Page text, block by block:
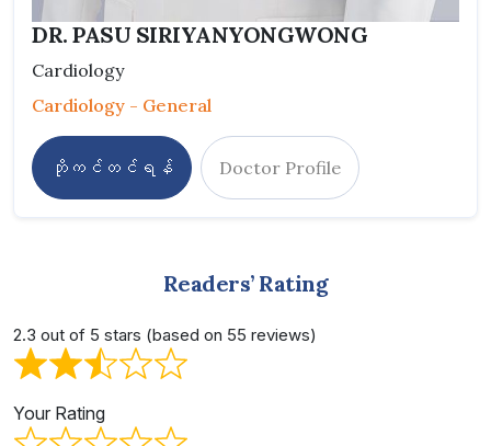
DR. PASU SIRIYANYONGWONG
Cardiology
Cardiology - General
ဘိုကင်တင်ရန် Doctor Profile
Readers’ Rating
2.3 out of 5 stars (based on 55 reviews)
Your Rating